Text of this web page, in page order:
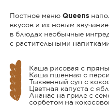
Постное меню Queens
вкусов и их новым
в блюдах необычные
с растительными
Каша рисовая с
Каша пшенная с
Тыквенный суп с
Цветная капуста с
Ананас на гриле с
сорбетом на